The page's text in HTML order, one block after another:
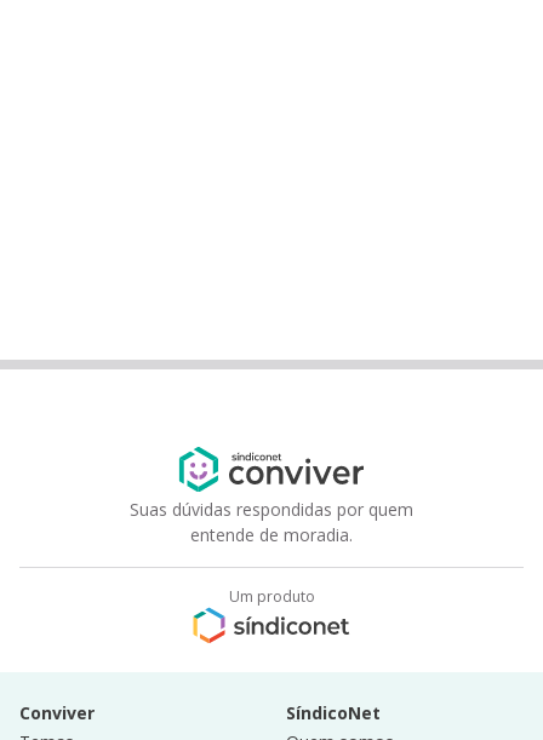
Suas dúvidas respondidas por quem
entende de moradia.
Um produto
Conviver
SíndicoNet